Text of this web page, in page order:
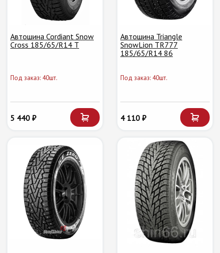
Автошина Cordiant Snow
Cross 185/65/R14 T
Под заказ: 40шт.
5 440 ₽
Автошина Triangle
SnowLion TR777
185/65/R14 86
Под заказ: 40шт.
4 110 ₽